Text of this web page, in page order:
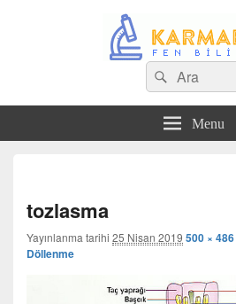
Search
for:
Ara
Menu
tozlasma
Yayınlanma tarihi 25 Nisan 2019 500 × 486
Döllenme